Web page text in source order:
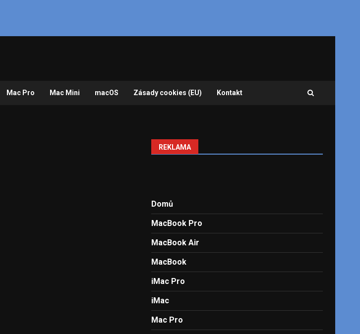
Mac Pro Mac Mini macOS Zásady cookies (EU) Kontakt
REKLAMA
Domů
MacBook Pro
MacBook Air
MacBook
iMac Pro
iMac
Mac Pro